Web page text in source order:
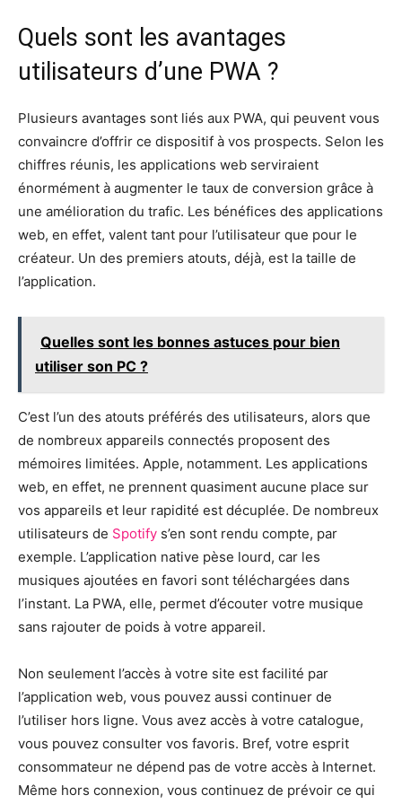
Quels sont les avantages
utilisateurs d’une PWA ?
Plusieurs avantages sont liés aux PWA, qui peuvent vous
convaincre d’offrir ce dispositif à vos prospects. Selon les
chiffres réunis, les applications web serviraient
énormément à augmenter le taux de conversion grâce à
une amélioration du trafic. Les bénéfices des applications
web, en effet, valent tant pour l’utilisateur que pour le
créateur. Un des premiers atouts, déjà, est la taille de
l’application.
Quelles sont les bonnes astuces pour bien
utiliser son PC ?
C’est l’un des atouts préférés des utilisateurs, alors que
de nombreux appareils connectés proposent des
mémoires limitées. Apple, notamment. Les applications
web, en effet, ne prennent quasiment aucune place sur
vos appareils et leur rapidité est décuplée. De nombreux
utilisateurs de Spotify s’en sont rendu compte, par
exemple. L’application native pèse lourd, car les
musiques ajoutées en favori sont téléchargées dans
l’instant. La PWA, elle, permet d’écouter votre musique
sans rajouter de poids à votre appareil.
Non seulement l’accès à votre site est facilité par
l’application web, vous pouvez aussi continuer de
l’utiliser hors ligne. Vous avez accès à votre catalogue,
vous pouvez consulter vos favoris. Bref, votre esprit
consommateur ne dépend pas de votre accès à Internet.
Même hors connexion, vous continuez de prévoir ce qui